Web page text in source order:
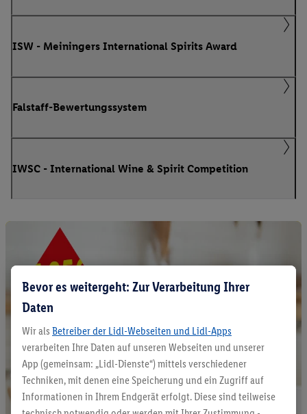
ISW - Meiningers International Spirits Award
Falstaff-Bewertungssystem
IWSC - International Wine & Spirit Competition
Bevor es weitergeht: Zur Verarbeitung Ihrer
Daten
Wir als Betreiber der Lidl-Webseiten und Lidl-Apps
verarbeiten Ihre Daten auf unseren Webseiten und unserer
App (gemeinsam: „Lidl-Dienste“) mittels verschiedener
Techniken, mit denen eine Speicherung und ein Zugriff auf
Informationen in Ihrem Endgerät erfolgt. Diese sind teilweise